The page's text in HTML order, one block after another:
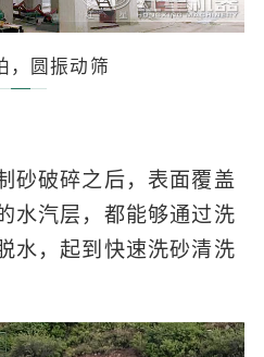
，圆振动筛
砂破碎之后，表面覆盖
水汽层，都能够通过洗
水，起到快速洗砂清洗